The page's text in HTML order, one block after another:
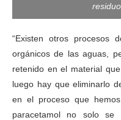
“Existen otros procesos
orgánicos de las aguas,
retenido en el material
luego hay que eliminarlo
en el proceso que
paracetamol no solo se